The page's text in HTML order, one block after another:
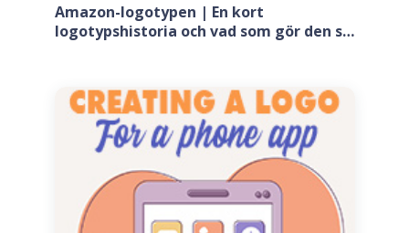
Amazon-logotypen | En kort
logotypshistoria och vad som gör den så